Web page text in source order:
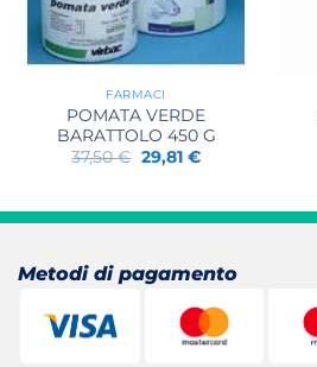
FARMACI
POMATA VERDE
BARATTOLO 450 G
37,50€ Il
prezzo
37,50 €.
29,81 €Il
29,81 €.
Metodi di pagamento